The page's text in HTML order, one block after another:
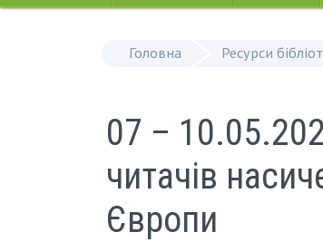
Головна Ресурси
07 –
читачів
Європи